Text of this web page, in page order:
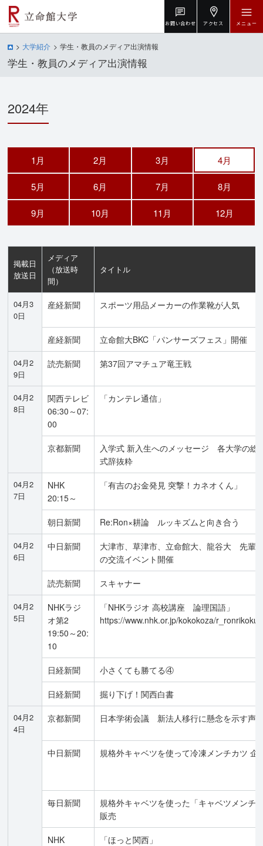
お問い合わせ アクセス メニュー
大学紹介 学生・教員のメディア出演情報
学生・教員のメディア出演情報
2024年
1月 2月 3月 4月
5月 6月 7月 8月
9月 10月 11月 12月
掲載日
放送日
メディア
（放送時
間）
タイトル
04月3
0日
産経新聞 スポーツ用品メーカーの作業靴が人気
産経新聞 立命館大BKC「パンサーズフェス」開催
04月2
9日
読売新聞 第37回アマチュア竜王戦
04月2
8日
関西テレビ
06:30～07:
00
「カンテレ通信」
京都新聞
入学式 新入生へのメッセージ 各大学の総
式辞抜粋
04月2
7日
NHK
20:15～
「有吉のお金発見 突撃！カネオくん」
朝日新聞 Re:Ron×耕論 ルッキズムと向き合う
04月2
6日
中日新聞
大津市、草津市、立命館大、龍谷大 先輩
の交流イベント開催
読売新聞 スキャナー
04月2
5日
NHKラジ
オ第2
19:50～20:
10
「NHKラジオ 高校講座 論理国語」
https://www.nhk.or.jp/kokokoza/
日経新聞 小さくても勝てる④
日経新聞 掘り下げ！関西白書
04月2
4日
京都新聞 日本学術会議 新法人移行に懸念を示す声
中日新聞 規格外キャベツを使って冷凍メンチカツ 企
毎日新聞
規格外キャベツを使った「キャベツメンチ
販売
NHK
「ほっと関西」